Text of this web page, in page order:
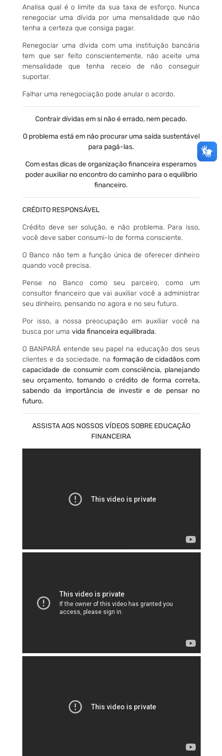
Analisa qual é o limite da sua taxa de esforço. Nunca
renegociar uma dívida por uma mensalidade que não
tenha a certeza que consiga pagar.
Renegociar uma dívida com uma instituição bancária
tem que ser feito conscientemente, não aceite uma
mensalidade que tenha receio de não conseguir
suportar.
Falhar uma renegociação pode anular o acordo.
Contrair dívidas em si não é errado, nem pecado.
O problema está em não procurar uma saída sustentável
para pagá-las.
Com estas dicas de organização financeira esperamos
poder auxiliar no encontro do caminho para o equilíbrio
financeiro.
CRÉDITO RESPONSÁVEL
Crédito deve ser solução, e não problema. Para isso,
você deve saber consumi-lo de forma consciente.
O Banco não tem a função única de oferecer dinheiro
quando você precisa.
Pense no Banco como seu parceiro, como um
consultor financeiro que vai auxiliar você a administrar
seu dinheiro, pensando no agora e no seu futuro.
Por isso, a nossa preocupação em auxiliar você na
busca por uma vida financeira equilibrada.
O BANPARÁ entende seu papel na educação dos seus
clientes e da sociedade, na formação de cidadãos com
capacidade de consumir com consciência, planejando
seu orçamento, tomando o crédito de forma correta,
sabendo da importância de investir e de pensar no
futuro.
ASSISTA AOS NOSSOS VÍDEOS SOBRE EDUCAÇÃO
FINANCEIRA